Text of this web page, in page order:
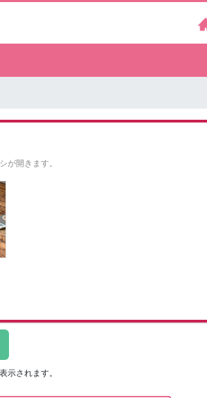
が開きます。
示されます。